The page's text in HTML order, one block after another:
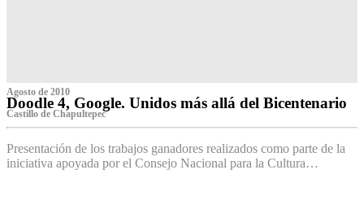
Agosto de 2010
Doodle 4, Google. Unidos más allá del Bicentenario
Castillo de Chapultepec
Presentación de los trabajos ganadores realizados como parte de la
iniciativa apoyada por el Consejo Nacional para la Cultura…